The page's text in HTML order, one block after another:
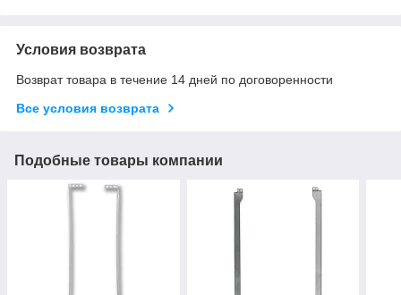
Условия возврата
Возврат товара в течение 14 дней по договоренности
Все условия возврата
Подобные товары компании